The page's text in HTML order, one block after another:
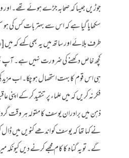
جوڑیں جیسا کہ صحابہ جڑے ہوئے تھے۔ اور
سکھایا گیا ہے کہ اس سے بہتر بات کس کی ہو
طرف بلائے اور ساتھ میں یہ بھی کہے کہ
کچھ خاص دکھنے کی ضرورت نہیں ہے۔ آپ
ہی اس قوم کا بہت استحصال ہو چکا۔ اب
فکر نہ کریں کہ میں علماء پر تنقید کر کے
ذہن میں برادران یوسف کا مقولہ ہر وقت
نے کہا تھا کہ یوسف کو اندھے کنویں میں
گے۔ تو یہ گناہ کا کام مجھے کرنے دیں